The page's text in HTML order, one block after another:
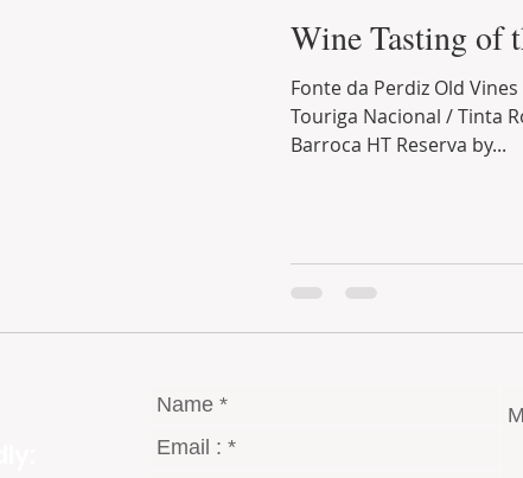
Wine Tasting of
Fonte da Perdiz Old
Touriga Nacional / Tinta
Barroca HT Reserva by...